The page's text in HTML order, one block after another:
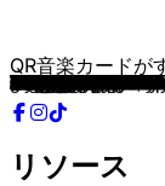
Shook Ones, Pt. II
Still D.R.E.
Juicy
C.R.E.A.M.
N.Y. State of Mind
Hate It Or Love It
Nuthin' But a 'G'
Changes
Regulate
King Kunta
Lose Yourself
Ms. Fat Booty
Ni**as In Paris
Hypnotize
Survival of the
What's The
93 'Til Infinity
Forgot About Dre
Electric
Gangsta's
Protect Ya Neck
Full Clip
It Was A Good
Runaway
Scenario
Twinz
Through The Wire
Dear Mama
Gin And Juice
Ms. Jackson
No Role Modelz
Stan
Straight Outta
Money Trees
4th Chamber
1Train
California Love
m.A.A.d city
They Reminisce
Many Men
Sing About Me,
The Next Episode
HUMBLE.
Till I Collapse
I Got 5 On It
Can I Kick It?
goosebumps
Ante Up
Runnin'
Sing For The
The Message
Above The
All Caps
Hit 'Em Up
Dance with the
Break Ya Neck
Mama Said
God's Plan
Nas Is Like
In Da Club
Step into a World
Dead Presidents II
Homecoming
2 Of Amerikaz
ATLiens
Da Mystery of
99 Problems
Daylight
Shimmy Shimmy
Devil In A New
Doomsday
Flava in Ya Ear
Gimme the Loot
POWER
Jump Around
Ready or Not
Doag
No Diggity
Otis
Pound Cake /
Renegade
Nice For What
Swimming Pools
The World Is
Keep Ya Head Up
Wu-Tang Clan
DNA.
Big Poppa
Put It On
Paid In Full
Exhibit C
F**kin' Problems
Heart Of The City
Ice Cream
Work It
Keep Their
Mathematics
Me Against The
Numb / Encore
Brooklyn Zoo
QR音楽カードが
リソース